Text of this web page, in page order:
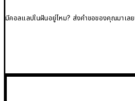
มีคอลแลปในฝันอยู่ไหม? ส่งคำขอของคุณมาเล